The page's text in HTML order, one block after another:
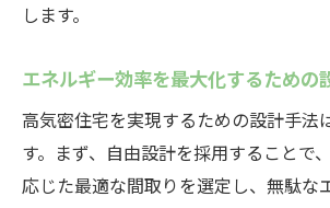
します。
エネルギー効率を最大化するための
高気密住宅を実現するための設計手法
す。まず、自由設計を採用することで
応じた最適な間取りを選定し、無駄な